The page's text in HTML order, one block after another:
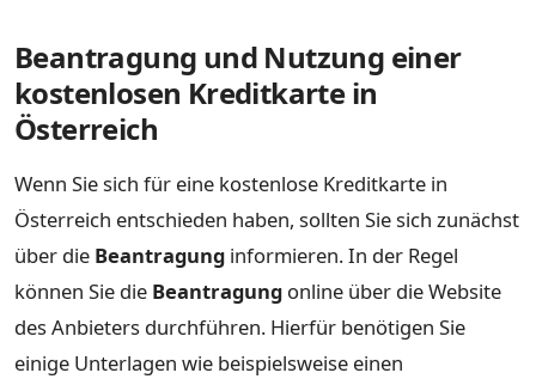
Beantragung und Nutzung einer
kostenlosen Kreditkarte in
Österreich
Wenn Sie sich für eine kostenlose Kreditkarte in
Österreich entschieden haben, sollten Sie sich zunächst
über die Beantragung informieren. In der Regel
können Sie die Beantragung online über die Website
des Anbieters durchführen. Hierfür benötigen Sie
einige Unterlagen wie beispielsweise einen